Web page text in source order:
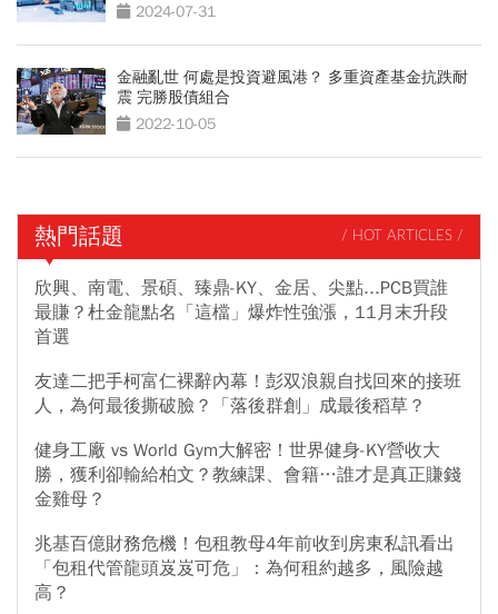
2024-07-31
金融亂世 何處是投資避風港？ 多重資產基金抗跌耐
震 完勝股債組合
2022-10-05
熱門話題 / HOT ARTICLES /
欣興、南電、景碩、臻鼎-KY、金居、尖點...PCB買誰
最賺？杜金龍點名「這檔」爆炸性強漲，11月末升段
首選
友達二把手柯富仁裸辭內幕！彭双浪親自找回來的接班
人，為何最後撕破臉？「落後群創」成最後稻草？
健身工廠 vs World Gym大解密！世界健身-KY營收大
勝，獲利卻輸給柏文？教練課、會籍…誰才是真正賺錢
金雞母？
兆基百億財務危機！包租教母4年前收到房東私訊看出
「包租代管龍頭岌岌可危」：為何租約越多，風險越
高？